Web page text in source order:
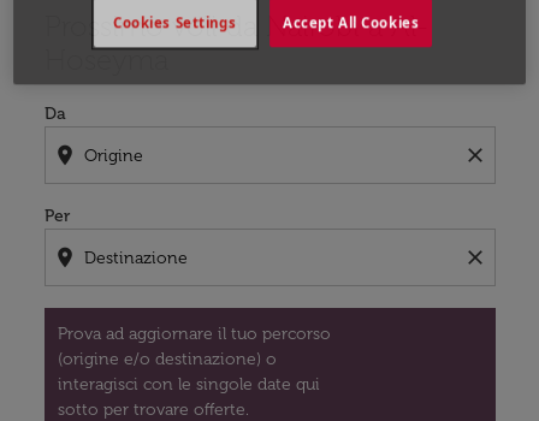
Prossimo voli da Nairobi a Al-
Hoseyma
Da
location_on close
Per
location_on close
Prova ad aggiornare il tuo percorso
(origine e/o destinazione) o
interagisci con le singole date qui
sotto per trovare offerte.
Prova ad aggiornare il tuo percorso (origine e/o
Accept All Cookies
Cookies Settings